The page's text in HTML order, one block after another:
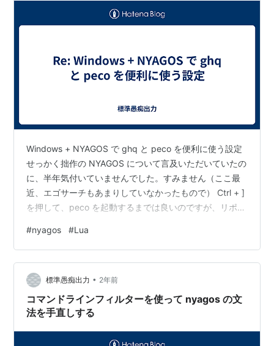
Windows + NYAGOS で ghq と peco を便利に使う設定
せっかく拙作の NYAGOS について言及いただいていたの
に、半年気付いていませんでした。すみません（ここ最
近、エゴサーチもあまりしていなかったもので） Ctrl + ]
を押して、peco を起動するまでは良いのですが、リポジ
い状態になり、再度 Enter を押すとリポジトリに移動す
るような挙動になっています。 peco が画面をクリアし
たことを nyagos 側が把握してなくて、コマンドライン
を再表示していないのが原因かもしれません。というこ
とで…
#nyagos #Lua
標準愚痴出力 • 2年前
コマンドラインフィルターを使って nyagos の文
法を手直しする